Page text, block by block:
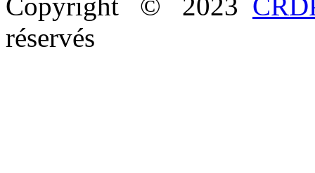
Copyright © 2023
réservés